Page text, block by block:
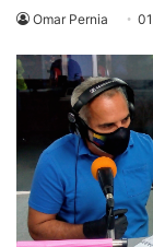
Omar Pernia